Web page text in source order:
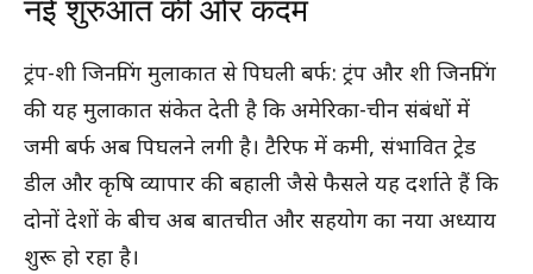
नई शुरुआत की ओर कदम
ट्रंप-शी जिनपिंग मुलाकात से पिघली बर्फ: ट्रंप और शी जिनपिंग
की यह मुलाकात संकेत देती है कि अमेरिका-चीन संबंधों में
जमी बर्फ अब पिघलने लगी है। टैरिफ में कमी, संभावित ट्रेड
डील और कृषि व्यापार की बहाली जैसे फैसले यह दर्शाते हैं कि
दोनों देशों के बीच अब बातचीत और सहयोग का नया अध्याय
शुरू हो रहा है।